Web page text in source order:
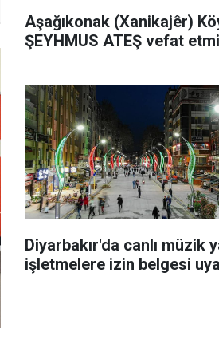
Aşağıkonak (Xanikajêr)
ŞEYHMUS ATEŞ vefat
Diyarbakır'da canlı müzik
işletmelere izin belgesi